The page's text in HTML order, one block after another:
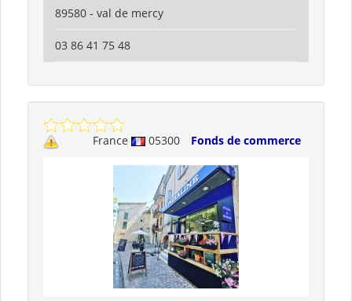
89580 - val de mercy
03 86 41 75 48
France 05300 Fonds de commerce